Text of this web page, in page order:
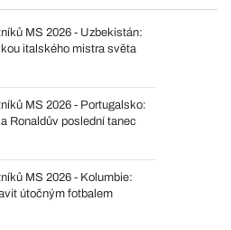
MS 2026 - Uzbekistán:
italského mistra světa
MS 2026 - Portugalsko:
Ronaldův poslední tanec
MS 2026 - Kolumbie:
útočným fotbalem